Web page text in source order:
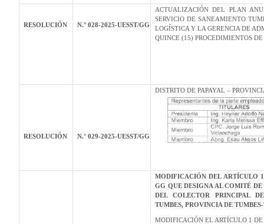
RESOLUCIÓN N.° 028-2025-UESST/GG
ACTUALIZACIÓN DEL PLAN
SERVICIO DE SANEAMIENTO
LOGÍSTICA Y LA GERENCIA DE
QUINCE (15) PROCEDIMIENTOS
RESOLUCIÓN N.° 029-2025-UESST/GG
DISTRITO DE PAPAYAL –
MODIFICACIÓN DEL ARTÍCULO
GG QUE DESIGNA AL COMITÉ
DEL COLECTOR PRINCIPAL
TUMBES, PROVINCIA DE
MODIFICACIÓN EL ARTÍCULO 1